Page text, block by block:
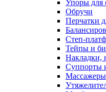
Упоры для
Обручи
Перчатки
Степ-
Тейпы и
Накладки,
Суппорты
Массажеры